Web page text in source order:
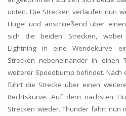
unten. Die Strecken verlaufen nun
Hügel und anschließend über
sich die beiden Strecken,
Lightning in eine Wendekurve
Strecken nebeneinander in
weiterer Speedbump befindet.
führt die Strecke über einen
Rechtskurve. Auf dem nächsten
Strecken wieder. Thunder fährt nun